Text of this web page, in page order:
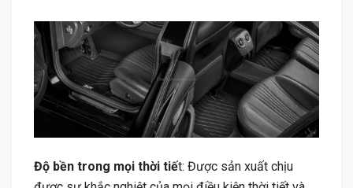
Độ bền trong mọi thời tiết: Được sản xuất chịu